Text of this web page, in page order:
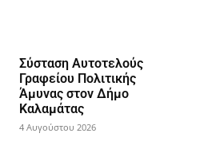
Σύσταση Αυτοτελούς
Γραφείου Πολιτικής
Άμυνας στον Δήμο
Καλαμάτας
4 Αυγούστου 2026